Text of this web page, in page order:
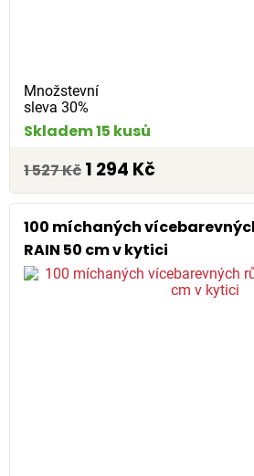
Množstevní
sleva 30%
Skladem 15 kusů
1 527 Kč 1 294 Kč
100 míchaných vícebarevných
RAIN 50 cm v kytici